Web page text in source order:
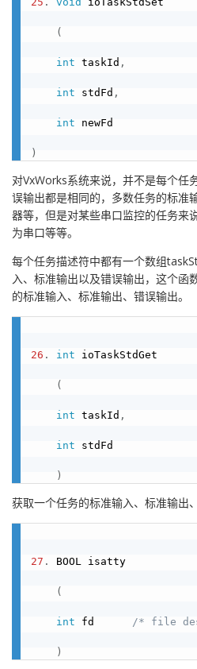
(
int taskId ,
int stdFd ,
int newFd
)
对VxWorks系统来说，并不是每个任
误输出都是相同的，多数任务的标准
器等，但是对某些串口监控的任务来
为串口等等。
每个任务描述符中都有一个数组
入、标准输出以及错误输出，这个函
的标准输入、标准输出、错误输出。
26 . int ioTaskStdGet
(
int taskId ,
int stdFd
)
获取一个任务的标准输入、标准输出
27 . BOOL isatty
(
int fd /* file
)